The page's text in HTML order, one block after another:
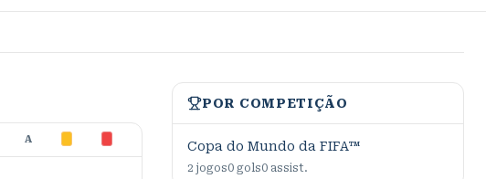
A
POR COMPETIÇÃO
Copa do Mundo da FIFA™
2 jogos0 gols0 assist.